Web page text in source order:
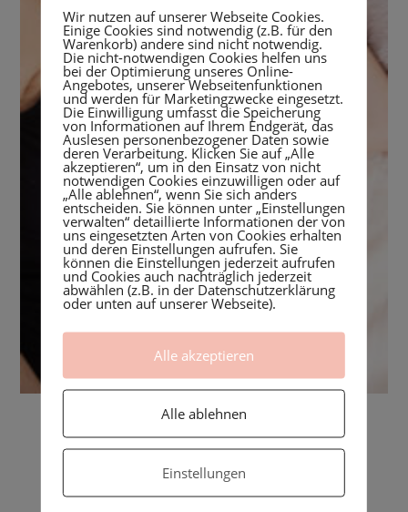
Warum eine Stillberatung buchen?
17. Juli 2025
D-MER: Wenn Stillen plötzlich negative Gefühle
Wir nutzen auf unserer Webseite Cookies.
Einige Cookies sind notwendig (z.B. für den
Warenkorb) andere sind nicht notwendig.
Die nicht-notwendigen Cookies helfen uns
bei der Optimierung unseres Online-
Angebotes, unserer Webseitenfunktionen
und werden für Marketingzwecke eingesetzt.
Die Einwilligung umfasst die Speicherung
von Informationen auf Ihrem Endgerät, das
Auslesen personenbezogener Daten sowie
deren Verarbeitung. Klicken Sie auf „Alle
akzeptieren“, um in den Einsatz von nicht
notwendigen Cookies einzuwilligen oder auf
„Alle ablehnen“, wenn Sie sich anders
entscheiden. Sie können unter „Einstellungen
verwalten“ detaillierte Informationen der von
uns eingesetzten Arten von Cookies erhalten
und deren Einstellungen aufrufen. Sie
können die Einstellungen jederzeit aufrufen
und Cookies auch nachträglich jederzeit
abwählen (z.B. in der Datenschutzerklärung
oder unten auf unserer Webseite).
Alle akzeptieren
Alle ablehnen
Einstellungen